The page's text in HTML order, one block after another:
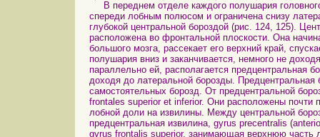
В переднем отделе каждого полушария
спереди лобным полюсом и ограничена снизу
глубокой центральной бороздой (рис. 124, 125).
расположена во фронтальной плоскости. Она
большого мозга, рассекает его верхний край,
полушария вниз и заканчивается, немного не
параллельно ей, располагается предцентральная
доходя до латеральной борозды. Предцентральная
самостоятельных борозд. От предцентральной
frontales superior et inferior. Они расположены почти
лобной доли на извилины. Между центральной
предцентральная извилина, gyrus precentralis
gyrus frontalis superior, занимающая верхнюю